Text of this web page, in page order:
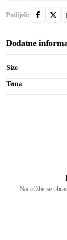
Podijeli:
Dodatne
Size
Tema
Narudžbe se